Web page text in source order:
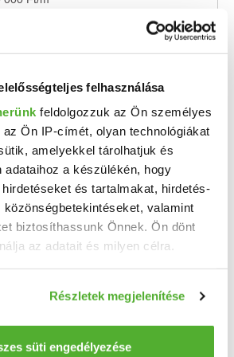
felhasználása
feldolgozzuk az Ön személyes
Ön IP-címét, olyan technológiákat
amelyekkel tárolhatjuk és
adataihoz a készülékén, hogy
és tartalmakat, hirdetés-
valamint
biztosíthassunk Önnek. Ön dönt
az adatait és milyen célra.
az Ön földrajzi elhelyezkedéséről
beazonosítása annak konkrét
Részletek megjelenítése
süti engedélyezése
50 m telekméret: 501 m²
Fő út - Eladó családi ház